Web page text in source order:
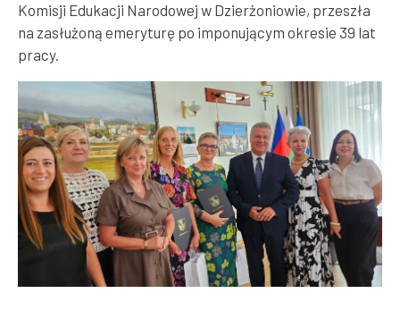
Komisji Edukacji Narodowej w Dzierżoniowie, przeszła
na zasłużoną emeryturę po imponującym okresie 39 lat
pracy.